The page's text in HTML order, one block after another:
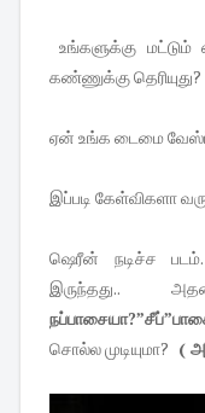
உங்களுக்கு மட்டும்
கண்ணுக்கு தெரியுது?
ஏன் உங்க டைமை
இப்படி கேள்விகளா
ஷெரீன் நடிச்ச
இருந்தது..
சொல்ல முடியுமா? (